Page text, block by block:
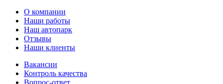
О компании
Наши работы
Наш автопарк
Отзывы
Наши клиенты
Вакансии
Контроль качества
Вопрос-ответ